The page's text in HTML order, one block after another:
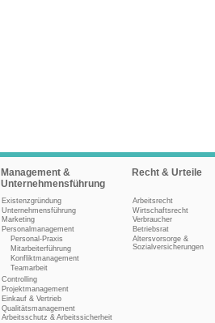
Management &
Unternehmensführung
Existenzgründung
Unternehmensführung
Marketing
Personalmanagement
Personal-Praxis
Mitarbeiterführung
Konfliktmanagement
Teamarbeit
Controlling
Projektmanagement
Einkauf & Vertrieb
Qualitätsmanagement
Arbeitsschutz & Arbeitssicherheit
Recht & Urteile
Arbeitsrecht
Wirtschaftsrecht
Verbraucher
Betriebsrat
Altersvorsorge &
Sozialversicherungen